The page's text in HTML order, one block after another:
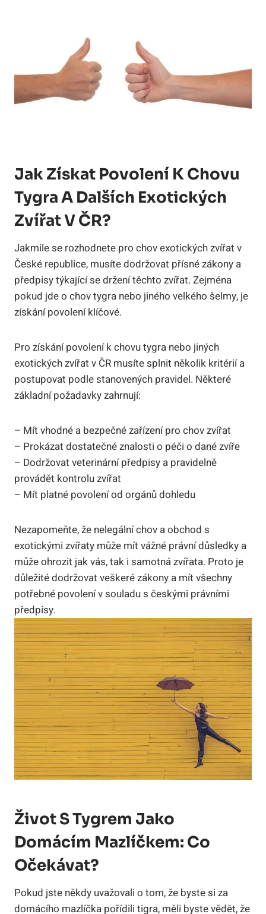
Jak Získat Povolení K Chovu
Tygra A Dalších Exotických
Zvířat V ČR?
Jakmile se rozhodnete pro chov exotických zvířat v
České republice, musíte dodržovat přísné zákony a
předpisy týkající se držení těchto zvířat. Zejména
pokud jde o chov tygra nebo jiného velkého šelmy, je
získání povolení klíčové.
Pro získání povolení k chovu tygra nebo jiných
exotických zvířat v ČR musíte splnit několik kritérií a
postupovat podle stanovených pravidel. Některé
základní požadavky zahrnují:
– Mít vhodné a bezpečné zařízení pro chov zvířat
– Prokázat dostatečné znalosti o péči o dané zvíře
– Dodržovat veterinární předpisy a pravidelně
provádět kontrolu zvířat
– Mít platné povolení od orgánů dohledu
Nezapomeňte, že nelegální chov a obchod s
exotickými zvířaty může mít vážné právní důsledky a
může ohrozit jak vás, tak i samotná zvířata. Proto je
důležité dodržovat veškeré zákony a mít všechny
potřebné povolení v souladu s českými právními
předpisy.
Život S Tygrem Jako
Domácím Mazlíčkem: Co
Očekávat?
Pokud jste někdy uvažovali o tom, že byste si za
domácího mazlíčka pořídili tigra, měli byste vědět, že